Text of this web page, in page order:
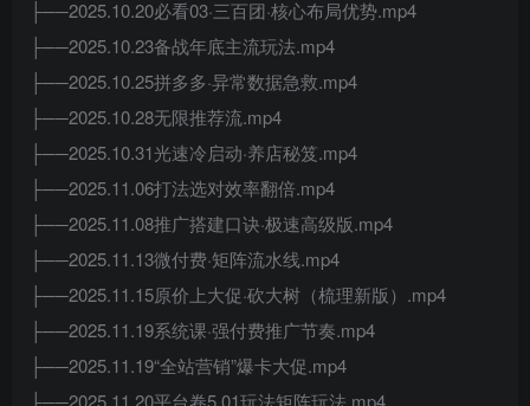
├──2025.10.20必看03·三百团·核心布局优势.mp4
├──2025.10.23备战年底主流玩法.mp4
├──2025.10.25拼多多·异常数据急救.mp4
├──2025.10.28无限推荐流.mp4
├──2025.10.31光速冷启动·养店秘笈.mp4
├──2025.11.06打法选对效率翻倍.mp4
├──2025.11.08推广搭建口诀·极速高级版.mp4
├──2025.11.13微付费·矩阵流水线.mp4
├──2025.11.15原价上大促·砍大树（梳理新版）.mp4
├──2025.11.19系统课·强付费推广节奏.mp4
├──2025.11.19“全站营销”爆卡大促.mp4
├──2025.11.20平台卷5.01玩法矩阵玩法.mp4